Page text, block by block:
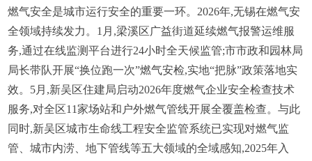
燃气安全是城市运行安全的重要一环。2026年,无锡在燃气安
全领域持续发力。1月,梁溪区广益街道延续燃气报警运维服
务,通过在线监测平台进行24小时全天候监管;市市政和园林局
局长带队开展“换位跑一次”燃气安检,实地“把脉”政策落地实
效。5月,新吴区住建局启动2026年度燃气企业安全检查技术
服务,对全区11家场站和户外燃气管线开展全覆盖检查。与此
同时,新吴区城市生命线工程安全监管系统已实现对燃气监
管、城市内涝、地下管线等五大领域的全域感知,2025年入